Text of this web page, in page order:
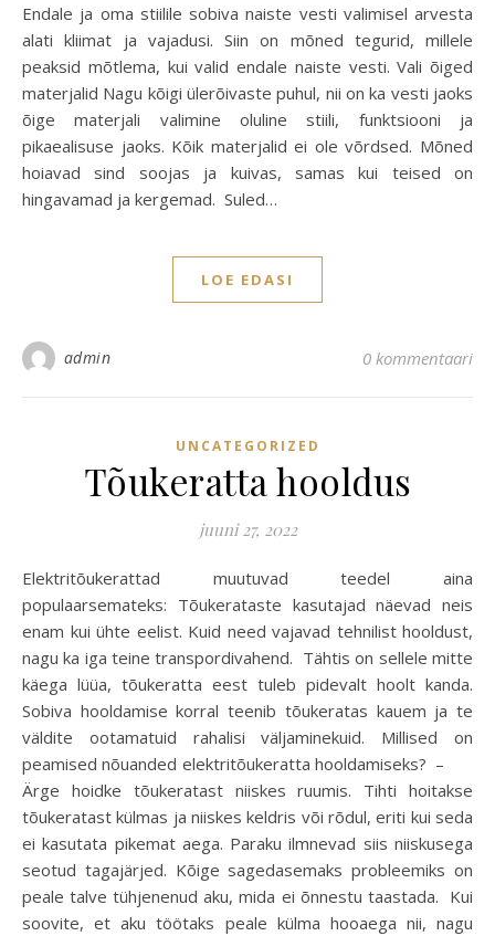
Endale ja oma stiilile sobiva naiste vesti valimisel arvesta
alati kliimat ja vajadusi. Siin on mõned tegurid, millele
peaksid mõtlema, kui valid endale naiste vesti. Vali õiged
materjalid Nagu kõigi ülerõivaste puhul, nii on ka vesti jaoks
õige materjali valimine oluline stiili, funktsiooni ja
pikaealisuse jaoks. Kõik materjalid ei ole võrdsed. Mõned
hoiavad sind soojas ja kuivas, samas kui teised on
hingavamad ja kergemad. Suled…
LOE EDASI
admin 0 kommentaari
UNCATEGORIZED
Tõukeratta hooldus
juuni 27, 2022
Elektritõukerattad muutuvad teedel aina
populaarsemateks: Tõukerataste kasutajad näevad neis
enam kui ühte eelist. Kuid need vajavad tehnilist hooldust,
nagu ka iga teine transpordivahend. Tähtis on sellele mitte
käega lüüa, tõukeratta eest tuleb pidevalt hoolt kanda.
Sobiva hooldamise korral teenib tõukeratas kauem ja te
väldite ootamatuid rahalisi väljaminekuid. Millised on
peamised nõuanded elektritõukeratta hooldamiseks? –
Ärge hoidke tõukeratast niiskes ruumis. Tihti hoitakse
tõukeratast külmas ja niiskes keldris või rõdul, eriti kui seda
ei kasutata pikemat aega. Paraku ilmnevad siis niiskusega
seotud tagajärjed. Kõige sagedasemaks probleemiks on
peale talve tühjenenud aku, mida ei õnnestu taastada. Kui
soovite, et aku töötaks peale külma hooaega nii, nagu